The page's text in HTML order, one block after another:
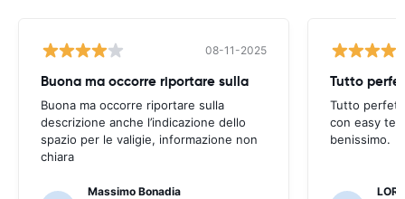
08-11-2025
Buona ma occorre riportare sulla
Buona ma occorre riportare sulla
descrizione anche l’indicazione dello
spazio per le valigie, informazione non
chiara
Massimo Bonadia
Tutto
con easy
benissimo.